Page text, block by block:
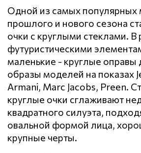
Одной из самых популярных
прошлого и нового сезона
очки с круглыми стеклами. В
футуристическими
маленькие - круглые оправы
образы моделей на показах
Armani, Marc Jacobs, Preen.
круглые очки сглаживают
квадратного силуэта,
овальной формой лица,
крупные черты.